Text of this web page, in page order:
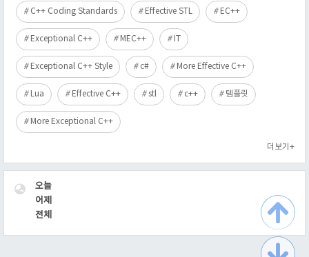
C++ Coding Standards Effective STL EC++
Exceptional C++ MEC++ IT
Exceptional C++ Style c# More Effective C++
Lua Effective C++ stl c++ 템플릿
More Exceptional C++
더보기+
VISITOR
오늘
어제
전체